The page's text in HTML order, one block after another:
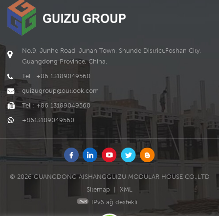
No.9, Junhe Road, Junan Town, Shunde District,Foshan City,
Guangdong Province, China.
Tel : +86 13189049560
guizugroup@outlook.com
Tel : +86 13189049560
+8613189049560
© 2026 GUANGDONG AISHANGGUIZU MODULAR HOUSE CO.,LTD
Sitemap
XML
IPv6 ağ destekli